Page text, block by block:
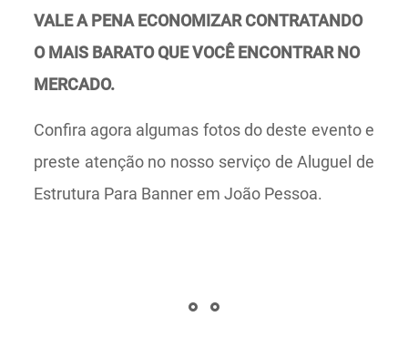
VALE A PENA ECONOMIZAR CONTRATANDO
O MAIS BARATO QUE VOCÊ ENCONTRAR NO
MERCADO.
Confira agora algumas fotos do deste evento e
preste atenção no nosso serviço de Aluguel de
Estrutura Para Banner em João Pessoa.